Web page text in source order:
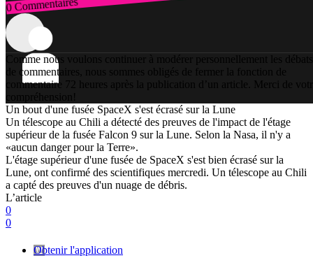
0 Commentaires
Connexion
Comme nous voulons continuer à modérer personnellement les débats
de commentaires, nous sommes obligés de fermer la fonction de
commentaire 72 heures après la publication d’un article. Merci de
compréhension!
Un bout d'une fusée SpaceX s'est écrasé sur la Lune
Un télescope au Chili a détecté des preuves de l'impact de l'étage
supérieur de la fusée Falcon 9 sur la Lune. Selon la Nasa, il n'y a
«aucun danger pour la Terre».
L'étage supérieur d'une fusée de SpaceX s'est bien écrasé sur la
Lune, ont confirmé des scientifiques mercredi. Un télescope au Chili
a capté des preuves d'un nuage de débris.
L’article
0
0
Obtenir l'application